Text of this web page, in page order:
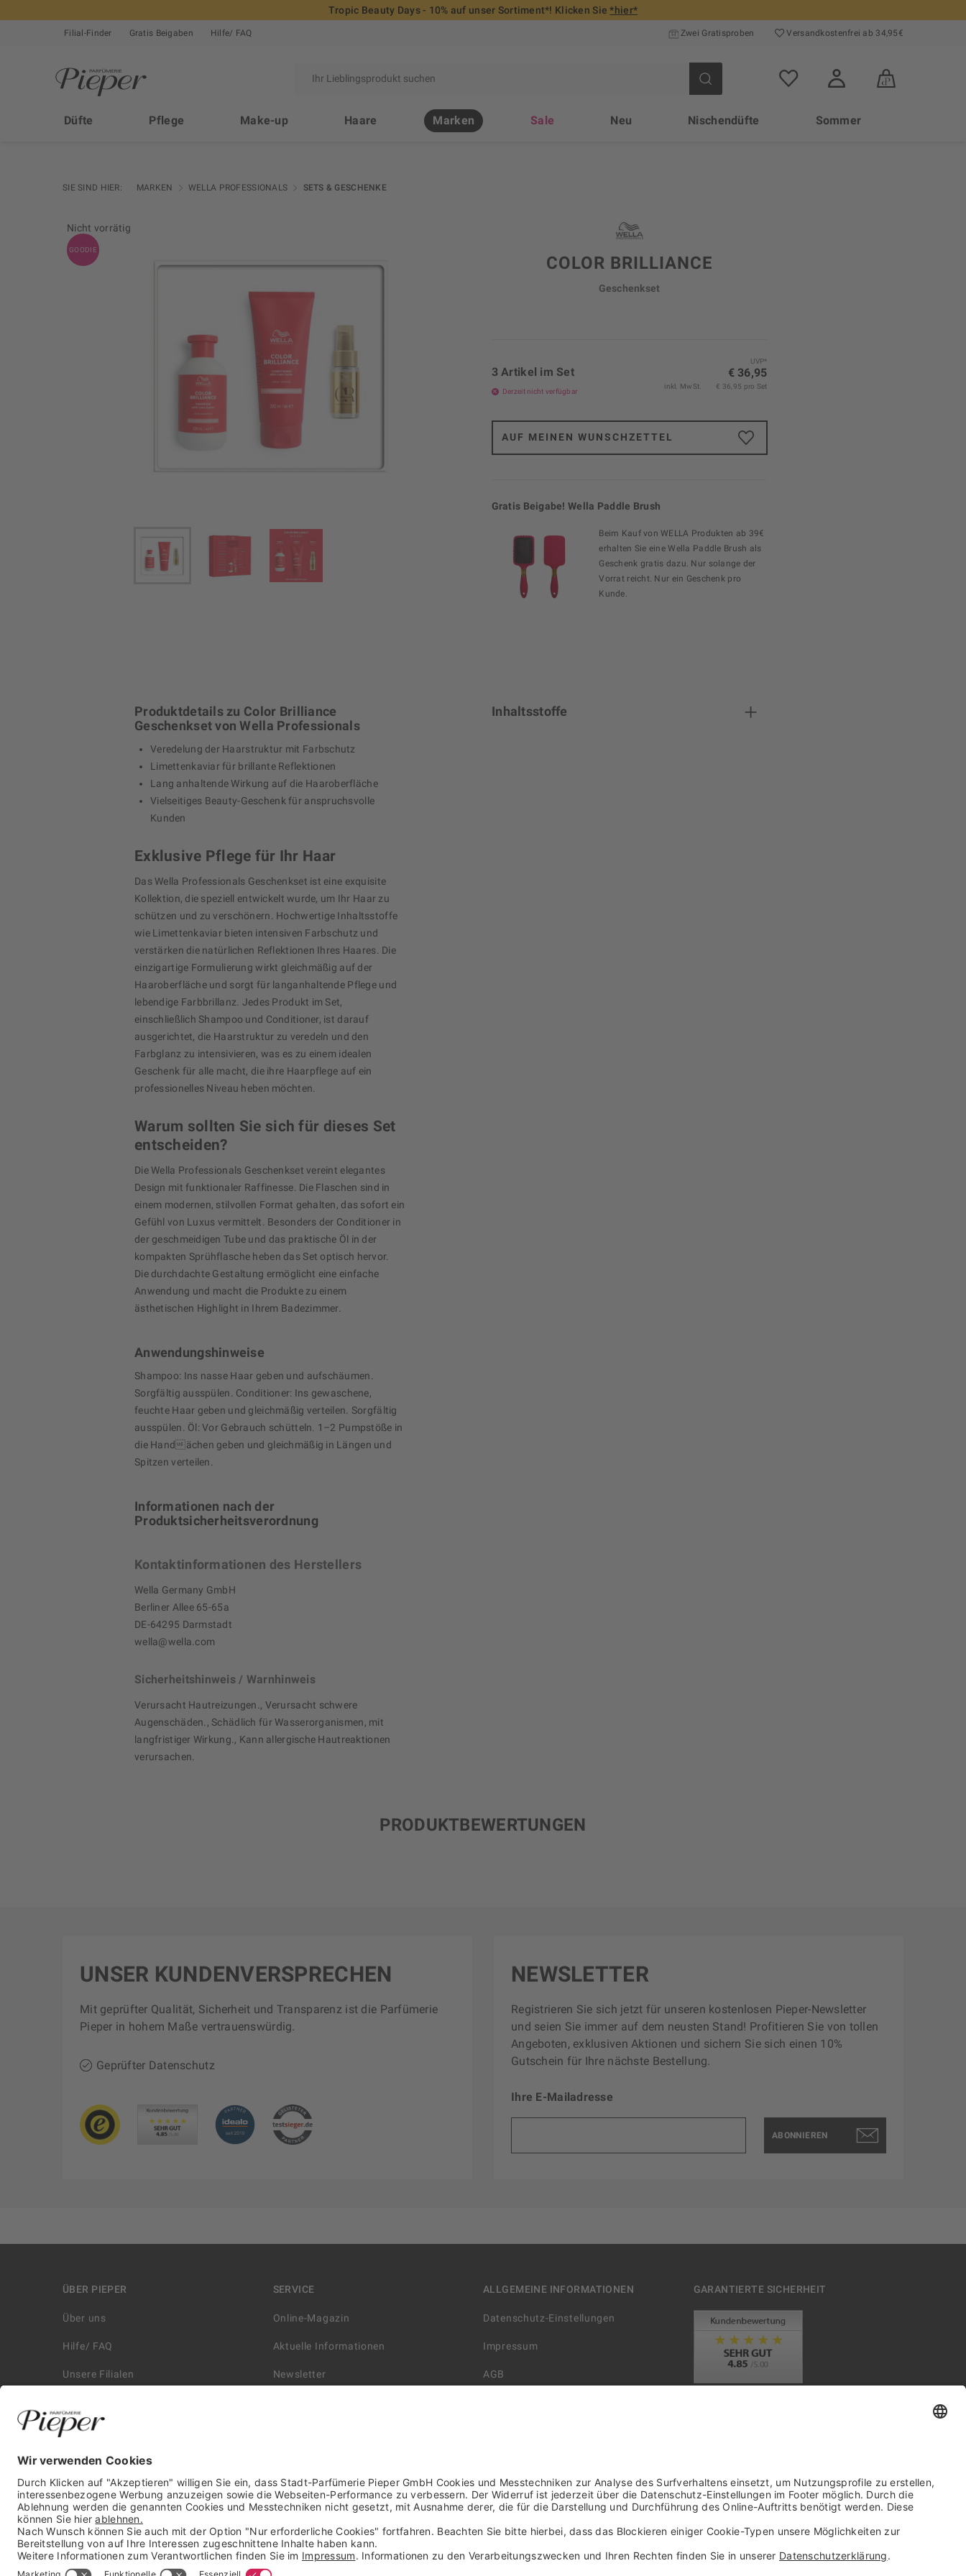
Tropic Beauty Days - 10% auf unser Sortiment*! Klicken Sie*hier*
Filial-Finder Gratis Beigaben Hilfe/ FAQ Zwei Gratisproben Versand­kosten­frei ab 34,95€
Düfte Pflege Make-up Haare Marken Sale Neu Nischendüfte Sommer
SIE SIND HIER: MARKEN WELLA PROFESSIONALS SETS & GESCHENKE
Nicht vorrätig
GOODIE
COLOR BRILLIANCE
Geschenkset
UVP*
€ 36,95
3 Artikel im Set
Derzeit nicht verfügbar
€ 36,95 pro Set
inkl. MwSt.
AUF MEINEN WUNSCHZETTEL
Gratis Beigabe! Wella Paddle Brush
Beim Kauf von WELLA Produkten ab 39€
erhalten Sie eine Wella Paddle Brush als
Geschenk gratis dazu. Nur solange der
Vorrat reicht. Nur ein Geschenk pro
Kunde.
Produktdetails zu Color Brilliance
Geschenkset von Wella Professionals
Veredelung der Haarstruktur mit Farbschutz
Limettenkaviar für brillante Reflektionen
Lang anhaltende Wirkung auf die Haaroberfläche
Vielseitiges Beauty-Geschenk für anspruchsvolle
Kunden
Exklusive Pflege für Ihr Haar
Das Wella Professionals Geschenkset ist eine exquisite
Kollektion, die speziell entwickelt wurde, um Ihr Haar zu
schützen und zu verschönern. Hochwertige Inhaltsstoffe
wie Limettenkaviar bieten intensiven Farbschutz und
verstärken die natürlichen Reflektionen Ihres Haares. Die
einzigartige Formulierung wirkt gleichmäßig auf der
Haaroberfläche und sorgt für langanhaltende Pflege und
lebendige Farbbrillanz. Jedes Produkt im Set,
einschließlich Shampoo und Conditioner, ist darauf
ausgerichtet, die Haarstruktur zu veredeln und den
Farbglanz zu intensivieren, was es zu einem idealen
Geschenk für alle macht, die ihre Haarpflege auf ein
professionelles Niveau heben möchten.
Warum sollten Sie sich für dieses Set
entscheiden?
Die Wella Professionals Geschenkset vereint elegantes
Design mit funktionaler Raffinesse. Die Flaschen sind in
einem modernen, stilvollen Format gehalten, das sofort ein
Gefühl von Luxus vermittelt. Besonders der Conditioner in
der geschmeidigen Tube und das praktische Öl in der
kompakten Sprühflasche heben das Set optisch hervor.
Die durchdachte Gestaltung ermöglicht eine einfache
Anwendung und macht die Produkte zu einem
ästhetischen Highlight in Ihrem Badezimmer.
Anwendungshinweise
Shampoo: Ins nasse Haar geben und aufschäumen.
Sorgfältig ausspülen. Conditioner: Ins gewaschene,
feuchte Haar geben und gleichmäßig verteilen. Sorgfältig
ausspülen. Öl: Vor Gebrauch schütteln. 1–2 Pumpstöße in
die Handächen geben und gleichmäßig in Längen und
Spitzen verteilen.
Informationen nach der
Produktsicherheitsverordnung
Kontaktinformationen des Herstellers
Wella Germany GmbH
Berliner Allee 65-65a
DE-64295 Darmstadt
wella@wella.com
Sicherheitshinweis / Warnhinweis
Verursacht Hautreizungen., Verursacht schwere
Augenschäden., Schädlich für Wasserorganismen, mit
langfristiger Wirkung., Kann allergische Hautreaktionen
verursachen.
Inhaltsstoffe
PRODUKTBEWERTUNGEN
NEWSLETTER
Registrieren Sie sich jetzt für unseren kostenlosen Pieper-Newsletter
und seien Sie immer auf dem neusten Stand! Profitieren Sie von tollen
Angeboten, exklusiven Aktionen und sichern Sie sich einen 10%
Gutschein für Ihre nächste Bestellung.
Ihre E-Mailadresse
ABONNIEREN
UNSER KUNDENVERSPRECHEN
Mit geprüfter Qualität, Sicherheit und Transparenz ist die Parfümerie
Pieper in hohem Maße vertrauenswürdig.
Geprüfter Datenschutz
ÜBER PIEPER
Über uns
Hilfe/ FAQ
Unsere Filialen
Historie
Affiliate
Karriere
Presse
SERVICE
Online-Magazin
Aktuelle Informationen
Newsletter
Autorisierter Händler/ YBPN
ALLGEMEINE INFORMATIONEN
Datenschutz-Einstellungen
Impressum
AGB
Informationen zur Barrierefreiheit
GARANTIERTE SICHERHEIT